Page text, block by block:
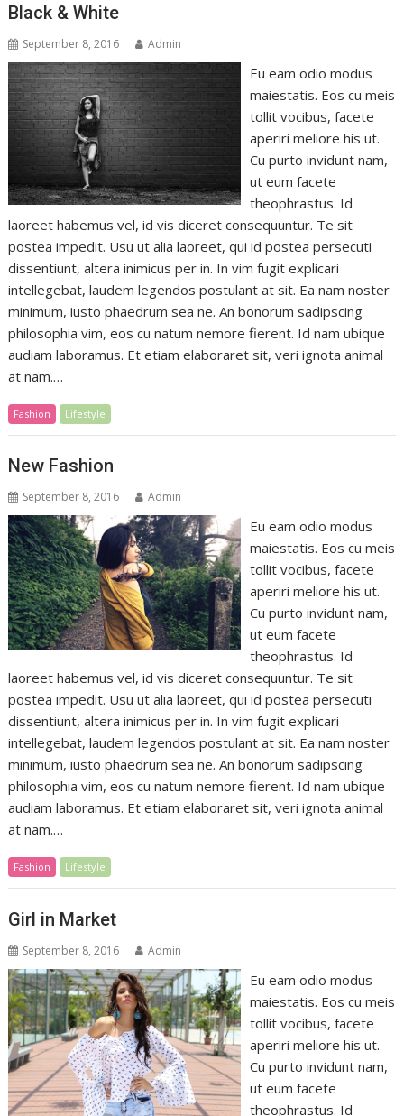
Black & White
September 8, 2016 Admin
Eu eam odio modus
maiestatis. Eos cu meis
tollit vocibus, facete
aperiri meliore his ut.
Cu purto invidunt nam,
ut eum facete
theophrastus. Id
laoreet habemus vel, id vis diceret consequuntur. Te sit
postea impedit. Usu ut alia laoreet, qui id postea persecuti
dissentiunt, altera inimicus per in. In vim fugit explicari
intellegebat, laudem legendos postulant at sit. Ea nam noster
minimum, iusto phaedrum sea ne. An bonorum sadipscing
philosophia vim, eos cu natum nemore fierent. Id nam ubique
audiam laboramus. Et etiam elaboraret sit, veri ignota animal
at nam.…
Fashion Lifestyle
New Fashion
September 8, 2016 Admin
Eu eam odio modus
maiestatis. Eos cu meis
tollit vocibus, facete
aperiri meliore his ut.
Cu purto invidunt nam,
ut eum facete
theophrastus. Id
laoreet habemus vel, id vis diceret consequuntur. Te sit
postea impedit. Usu ut alia laoreet, qui id postea persecuti
dissentiunt, altera inimicus per in. In vim fugit explicari
intellegebat, laudem legendos postulant at sit. Ea nam noster
minimum, iusto phaedrum sea ne. An bonorum sadipscing
philosophia vim, eos cu natum nemore fierent. Id nam ubique
audiam laboramus. Et etiam elaboraret sit, veri ignota animal
at nam.…
Fashion Lifestyle
Girl in Market
September 8, 2016 Admin
Eu eam odio modus
maiestatis. Eos cu meis
tollit vocibus, facete
aperiri meliore his ut.
Cu purto invidunt nam,
ut eum facete
theophrastus. Id